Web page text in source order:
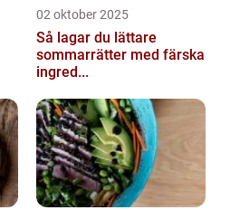
02 oktober 2025
Så lagar du lättare
sommarrätter med färska
ingred...